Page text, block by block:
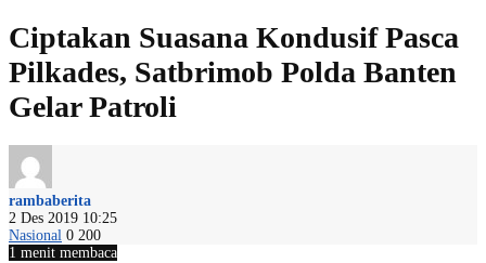
Ciptakan Suasana Kondusif Pasca
Pilkades, Satbrimob Polda Banten
Gelar Patroli
rambaberita
2 Des 2019 10:25
Nasional 0 200
1 menit membaca